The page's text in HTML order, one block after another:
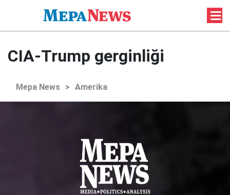
CIA-Trump gerginliği
Mepa News > Amerika